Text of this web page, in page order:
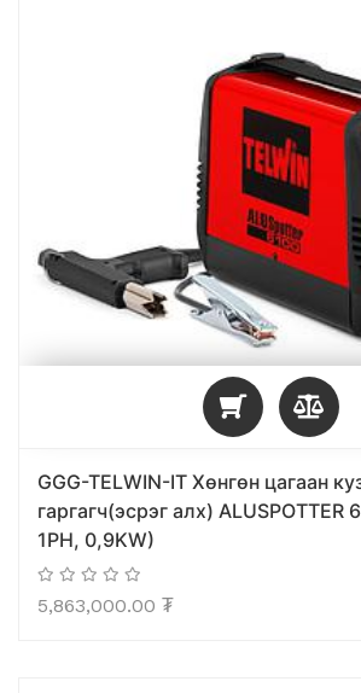
GGG-TELWIN-IT Хөнгөн цагаан
гаргагч(эсрэг алх) ALUSPOTTER
1PH, 0,9KW)
5,863,000.00 ₮